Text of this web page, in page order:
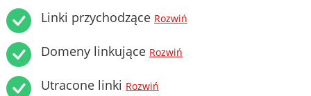
Linki przychodzące Rozwiń
Domeny linkujące Rozwiń
Utracone linki Rozwiń